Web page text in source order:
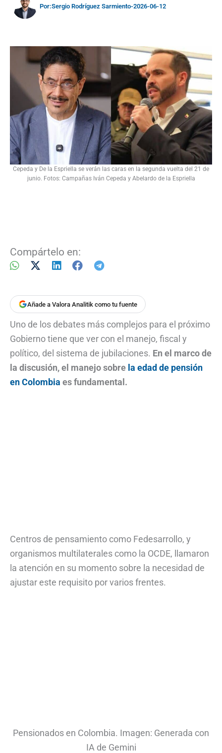
Por:Sergio Rodríguez Sarmiento-2026-06-12
Cepeda y De la Espriella se verán las caras en la segunda vuelta del 21 de
junio. Fotos: Campañas Iván Cepeda y Abelardo de la Espriella
Compártelo en:
Añade a Valora Analitik como tu fuente
Uno de los debates más complejos para el próximo
Gobierno tiene que ver con el manejo, fiscal y
político, del sistema de jubilaciones. En el marco de
la discusión, el manejo sobre la edad de pensión
en Colombia es fundamental.
Centros de pensamiento como Fedesarrollo, y
organismos multilaterales como la OCDE, llamaron
la atención en su momento sobre la necesidad de
ajustar este requisito por varios frentes.
Pensionados en Colombia. Imagen: Generada con
IA de Gemini